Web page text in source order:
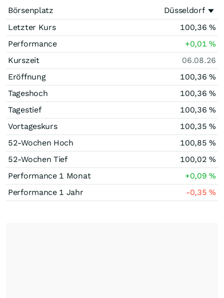
Börsenplatz
Düsseldorf
Letzter Kurs
100,36 %
Performance
+0,01%
Kurszeit
06.08.26
Eröffnung
100,36 %
Tageshoch
100,36 %
Tagestief
100,36 %
Vortageskurs
100,35%
52-Wochen Hoch
100,85%
52-Wochen Tief
100,02%
Performance 1 Monat
+0,09%
Performance 1 Jahr
-0,35%